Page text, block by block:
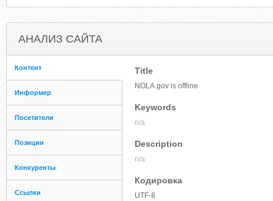
АНАЛИЗ САЙТА
Контент
Информер
Посетители
Позиции
Конкуренты
Ссылки
Title
NOLA.gov is offline
Keywords
n/a
Description
n/a
Кодировка
UTF-8